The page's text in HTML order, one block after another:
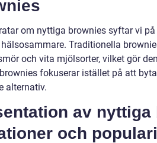
om nyttiga brownies syftar vi
Traditionella
och vita mjölsorter, vilket gör
fokuserar istället på att
alternativ.
av
och